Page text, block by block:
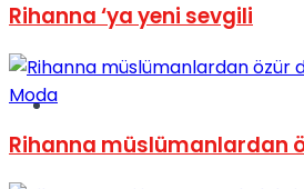
Podcast
Rihanna ‘ya yeni sevgili
Moda
Rihanna müslümanlardan